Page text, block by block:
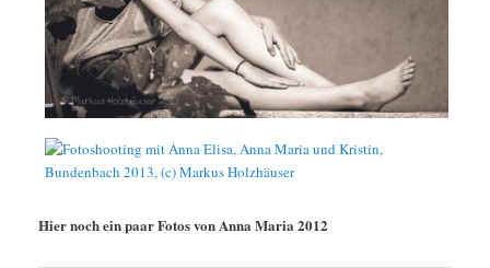
Hier noch ein paar Fotos von Anna Maria 2012